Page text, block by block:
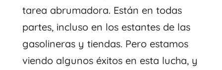
tarea abrumadora. Están en todas
partes, incluso en los estantes de las
gasolineras y tiendas. Pero estamos
viendo algunos éxitos en esta lucha, y